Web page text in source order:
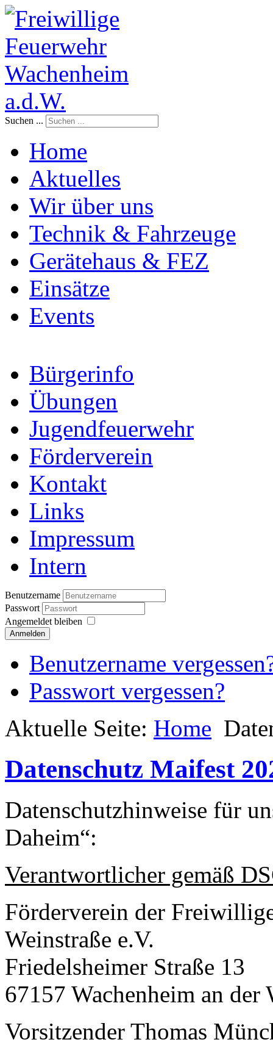
Suchen ...
Home
Aktuelles
Wir über uns
Technik & Fahrzeuge
Gerätehaus & FEZ
Einsätze
Events
Bürgerinfo
Übungen
Jugendfeuerwehr
Förderverein
Kontakt
Links
Impressum
Intern
Benutzername
Passwort
Angemeldet bleiben
Anmelden
Benutzername
Passwort vergessen?
Aktuelle Seite: Home
Datenschutz Maifest
Datenschutzhinweise für
Daheim“:
Verantwortlicher gemäß
Förderverein der
Weinstraße e.V.
Friedelsheimer Straße 13
67157 Wachenheim an der
Vorsitzender Thomas